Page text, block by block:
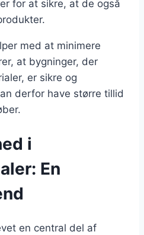
for at sikre, at de også
med at minimere
at bygninger, der
er sikre og
derfor have større tillid
i
En
en central del af